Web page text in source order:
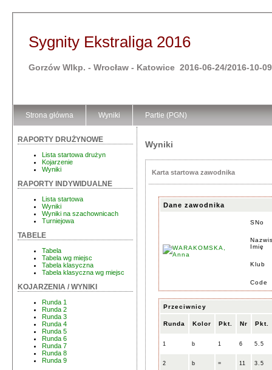
Sygnity Ekstraliga 2016
Gorzów Wlkp. - Wrocław - Katowice 2016-06-24/2016-10-09
Strona główna Wyniki Partie (PGN)
RAPORTY DRUŻYNOWE
Lista startowa drużyn
Kojarzenie
Wyniki
RAPORTY INDYWIDUALNE
Lista startowa
Wyniki
Wyniki na szachownicach
Turniejowa
TABELE
Tabela
Tabela wg miejsc
Tabela klasyczna
Tabela klasyczna wg miejsc
KOJARZENIA / WYNIKI
Runda 1
Runda 2
Runda 3
Runda 4
Runda 5
Runda 6
Runda 7
Runda 8
Runda 9
Wyniki
Karta startowa zawodnika
Dane zawodnika
SNo
Imię
Klub
Code
Przeciwnicy
Runda Kolor Pkt. Nr Pkt.
1 b 1 6 5.5
2 b = 11 3.5